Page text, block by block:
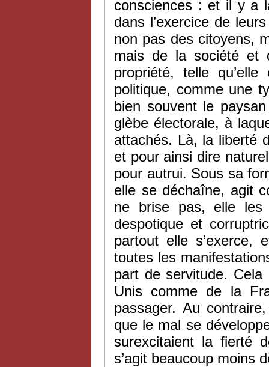
consciences : et il y a
dans l’exercice de
non pas des citoyens,
mais de la société et
propriété, telle qu’elle
politique, comme une
bien souvent le
glèbe électorale, à
attachés. Là, la liberté
et pour ainsi dire
pour autrui. Sous sa
elle se déchaîne, agit
ne brise pas, elle
despotique et
partout elle s’exerce,
toutes les
part de servitude.
Unis comme de la
passager. Au
que le mal se
surexcitaient la fierté
s’agit beaucoup moins